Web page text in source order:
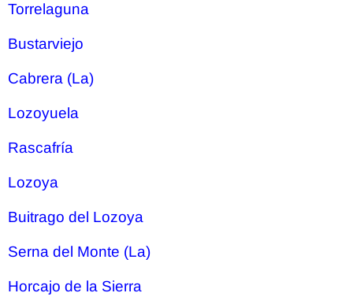
Torrelaguna
Bustarviejo
Cabrera (La)
Lozoyuela
Rascafría
Lozoya
Buitrago del Lozoya
Serna del Monte (La)
Horcajo de la Sierra